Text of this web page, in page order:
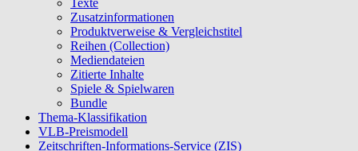
Texte
Zusatzinformationen
Produktverweise & Vergleichstitel
Reihen (Collection)
Mediendateien
Zitierte Inhalte
Spiele & Spielwaren
Bundle
Thema-Klassifikation
VLB-Preismodell
Zeitschriften-Informations-Service (ZIS)